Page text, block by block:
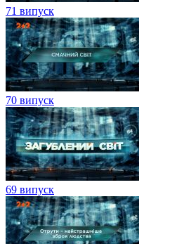
71 випуск
70 випуск
69 випуск